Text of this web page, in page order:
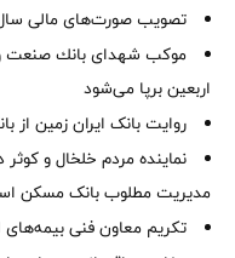
تصویب صورت‌های مالی سال ۱۴۰۴ بانک صادرات ایران در مجمع
موكب شهدای بانك صنعت و
اربعین برپا می‌شود
روایت بانک ایران زمین از
مدیریت مطلوب بانک مسکن
تکریم معاون فنی بیمه‌های